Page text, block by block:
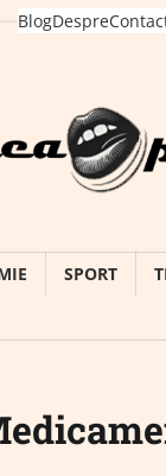
BlogDespre
SPORT